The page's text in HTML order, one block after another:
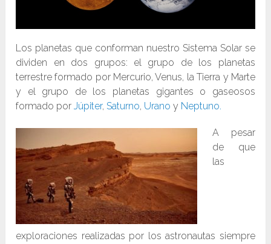
Los planetas que conforman nuestro Sistema Solar se
dividen en dos grupos: el grupo de los planetas
terrestre formado por Mercurio, Venus, la Tierra y Marte
y el grupo de los planetas gigantes o gaseosos
formado porJúpiter, Saturno Urano y Neptuno.
A pesar
de que
las
exploraciones realizadas por los astronautas siempre